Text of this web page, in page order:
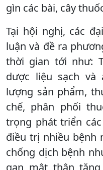
gìn các bài, cây
Tại hội nghị, các
luận và đề ra
thời gian tới như:
dược liệu sạch và
lượng sản phẩm,
chế, phân phối
trọng phát triển
điều trị nhiều bệnh
chống dịch bệnh
gan, mật, thận,